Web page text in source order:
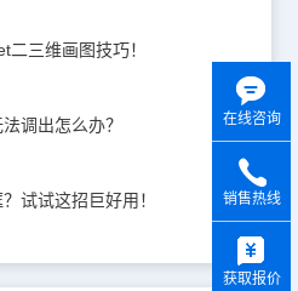
三维画图技巧！
调出怎么办？
试试这招巨好用！
在线咨询
销售热线
获取报价